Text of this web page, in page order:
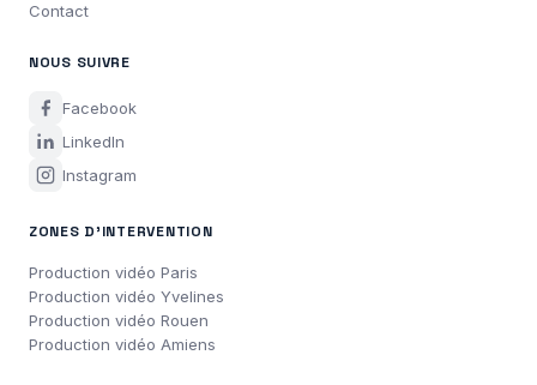
Contact
NOUS SUIVRE
Facebook
LinkedIn
Instagram
ZONES D'INTERVENTION
Production vidéo Paris
Production vidéo Yvelines
Production vidéo Rouen
Production vidéo Amiens